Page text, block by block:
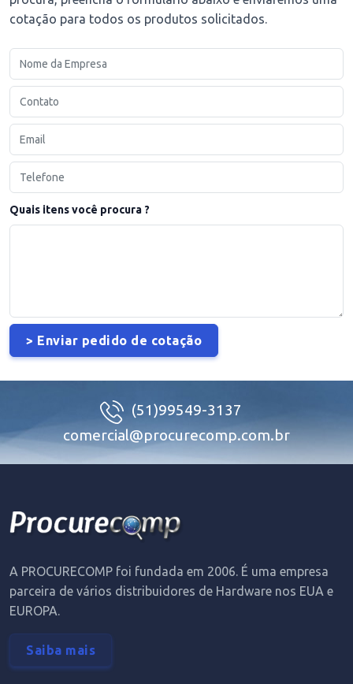
cotação para todos os produtos solicitados.
Quais itens você procura ?
(51)99549-3137
comercial@procurecomp.com.br
A PROCURECOMP foi fundada em 2006. É uma empresa
parceira de vários distribuidores de Hardware nos EUA e
EUROPA.
Saiba mais